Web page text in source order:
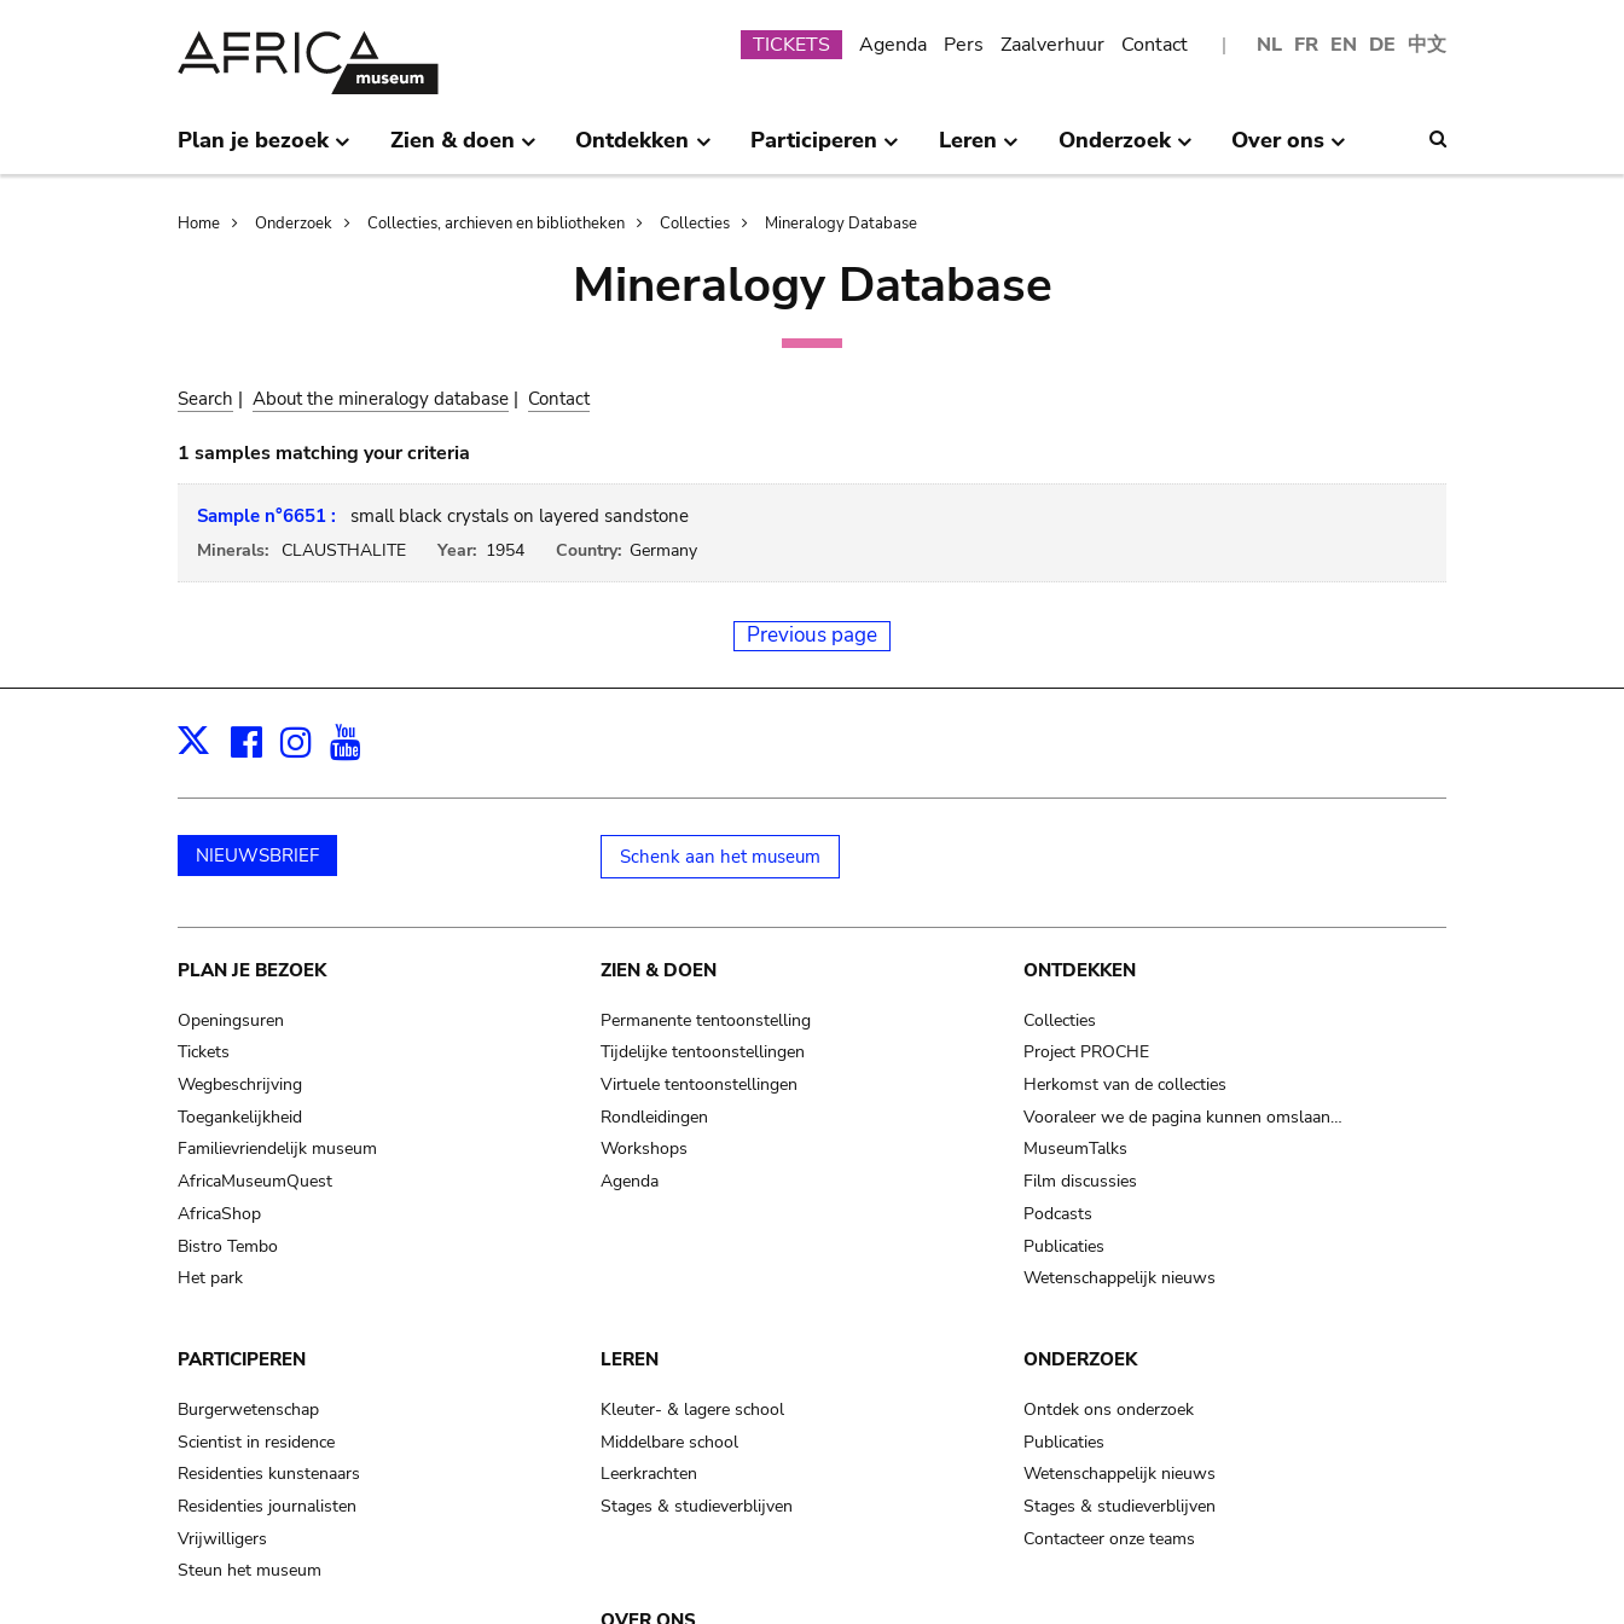
NL FR EN DE 中文
Submenu
TICKETS Agenda Pers Zaalverhuur Contact
Plan je bezoek Zien & doen Ontdekken Participeren Leren Onderzoek Over ons
Breadcrumb
Home Onderzoek Collecties, archieven en bibliotheken Collecties Mineralogy Database
Mineralogy Database
Search | About the mineralogy database | Contact
1 samples matching your criteria
Sample n°6651 : small black crystals on layered sandstone
Minerals: CLAUSTHALITE Year: 1954 Country: Germany
Previous page
X Facebook
Instagram
NIEUWSBRIEF Schenk aan het museum
Main
navigation
PLAN JE BEZOEK
Openingsuren
Tickets
Wegbeschrijving
Toegankelijkheid
Familievriendelijk museum
AfricaMuseumQuest
AfricaShop
Bistro Tembo
Het park
ZIEN & DOEN
Permanente tentoonstelling
Tijdelijke tentoonstellingen
Virtuele tentoonstellingen
Rondleidingen
Workshops
Agenda
ONTDEKKEN
Collecties
Project PROCHE
Herkomst van de collecties
Vooraleer we de pagina kunnen omslaan…
MuseumTalks
Film discussies
Podcasts
Publicaties
Wetenschappelijk nieuws
PARTICIPEREN
Burgerwetenschap
Scientist in residence
Residenties kunstenaars
Residenties journalisten
Vrijwilligers
Steun het museum
LEREN
Kleuter- & lagere school
Middelbare school
Leerkrachten
Stages & studieverblijven
ONDERZOEK
Ontdek ons onderzoek
Publicaties
Wetenschappelijk nieuws
Stages & studieverblijven
Contacteer onze teams